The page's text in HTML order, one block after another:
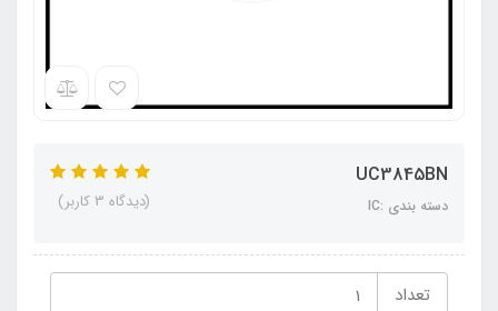
UC3845BN
دسته بندی :IC (دیدگاه 3 کاربر)
تعداد